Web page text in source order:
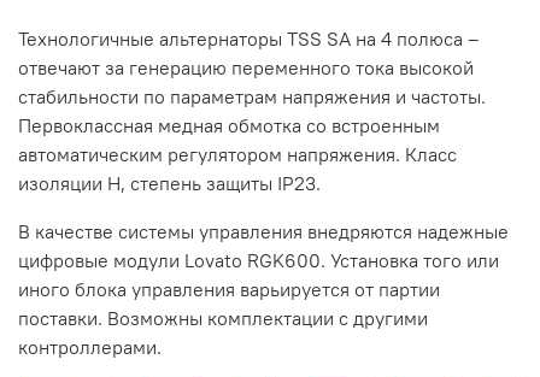
Технологичные альтернаторы TSS SA на 4 полюса –
отвечают за генерацию переменного тока высокой
стабильности по параметрам напряжения и частоты.
Первоклассная медная обмотка со встроенным
автоматическим регулятором напряжения. Класс
изоляции H, степень защиты IP23.
В качестве системы управления внедряются надежные
цифровые модули Lovato RGK600. Установка того или
иного блока управления варьируется от партии
поставки. Возможны комплектации с другими
контроллерами.